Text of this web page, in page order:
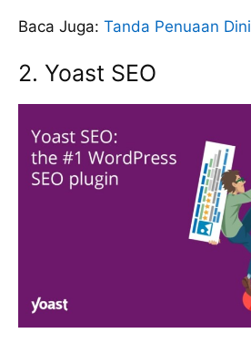
Baca Juga: Tanda Penuaan Dini
2. Yoast SEO